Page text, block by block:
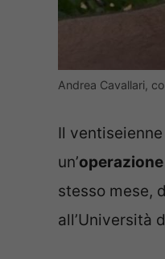
Andrea Cavallari,
Il
un’
stesso mese,
all’Università